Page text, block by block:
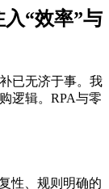
“效率”与
已无济于事。我
逻辑。RPA与零
性、规则明确的